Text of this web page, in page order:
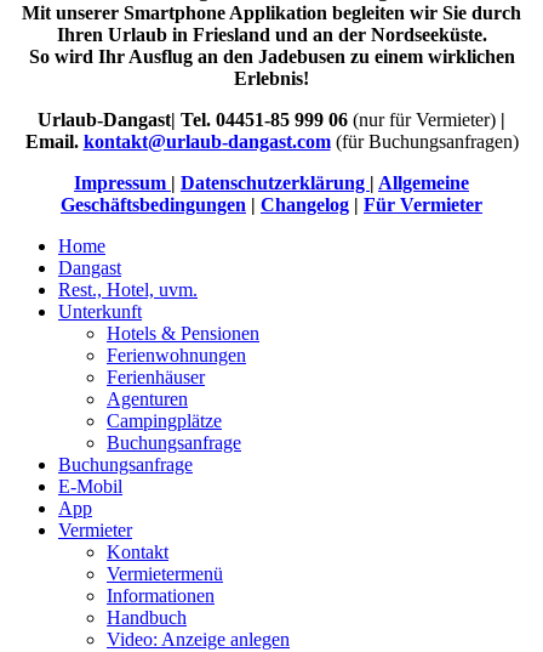
Mit unserer Smartphone Applikation begleiten wir Sie durch
Ihren Urlaub in Friesland und an der Nordseeküste.
So wird Ihr Ausflug an den Jadebusen zu einem wirklichen
Erlebnis!
Urlaub-Dangast| Tel. 04451-85 999 06 (nur für Vermieter) |
Email. kontakt@urlaub-dangast.com (für Buchungsanfragen)
Impressum | Datenschutzerklärung | Allgemeine
Geschäftsbedingungen | Changelog | Für Vermieter
Home
Dangast
Rest., Hotel, uvm.
Unterkunft
Hotels & Pensionen
Ferienwohnungen
Ferienhäuser
Agenturen
Campingplätze
Buchungsanfrage
Buchungsanfrage
E-Mobil
App
Vermieter
Kontakt
Vermietermenü
Informationen
Handbuch
Video: Anzeige anlegen